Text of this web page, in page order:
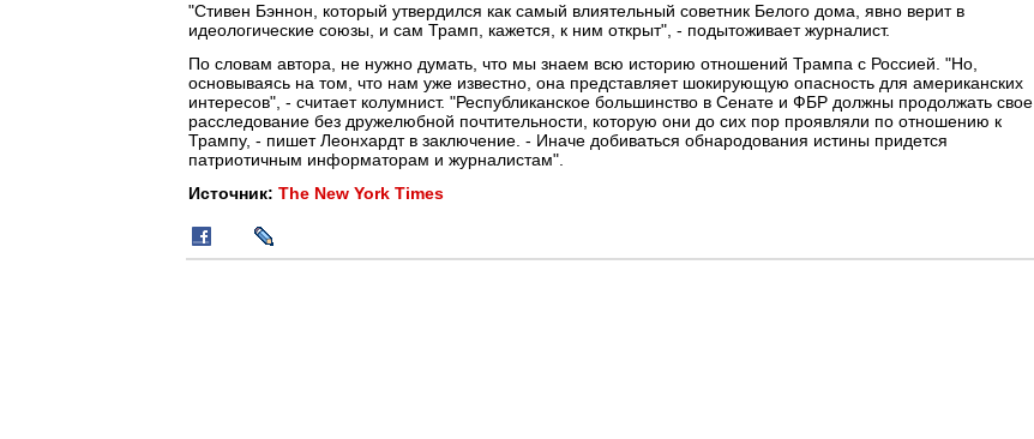
"Стивен Бэннон, который утвердился как самый влиятельный советник Белого дома, явно верит в
идеологические союзы, и сам Трамп, кажется, к ним открыт", - подытоживает журналист.
По словам автора, не нужно думать, что мы знаем всю историю отношений Трампа с Россией. "Но,
основываясь на том, что нам уже известно, она представляет шокирующую опасность для американских
интересов", - считает колумнист. "Республиканское большинство в Сенате и ФБР должны продолжать свое
расследование без дружелюбной почтительности, которую они до сих пор проявляли по отношению к
Трампу, - пишет Леонхардт в заключение. - Иначе добиваться обнародования истины придется
патриотичным информаторам и журналистам".
Источник: The New York Times